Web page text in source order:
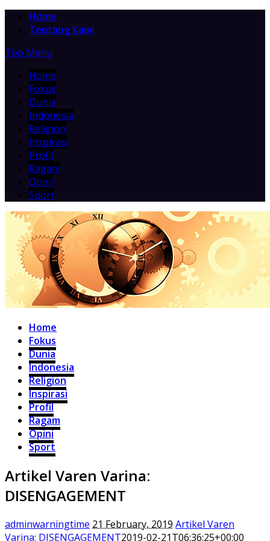
Home
Tentang Kami
Top Menu
Home
Fokus
Dunia
Indonesia
Religion
Inspirasi
Profil
Ragam
Opini
Sport
Home
Fokus
Dunia
Indonesia
Religion
Inspirasi
Profil
Ragam
Opini
Sport
Artikel Varen Varina:
DISENGAGEMENT
adminwarningtime 21 February, 2019 Artikel Varen
Varina: DISENGAGEMENT2019-02-21T06:36:25+00:00